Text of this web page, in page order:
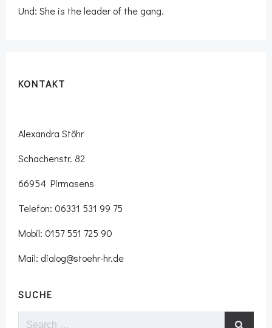
Und: She is the leader of the gang.
KONTAKT
Alexandra Stöhr
Schachenstr. 82
66954 Pirmasens
Telefon: 06331 531 99 75
Mobil: 0157 551 725 90
Mail: dialog@stoehr-hr.de
SUCHE
Search